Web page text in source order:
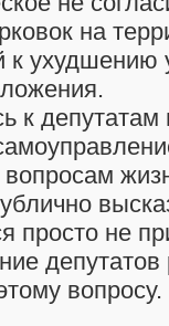
на
к ухудшению
депутатам
просто не
депутатов
вопросу.